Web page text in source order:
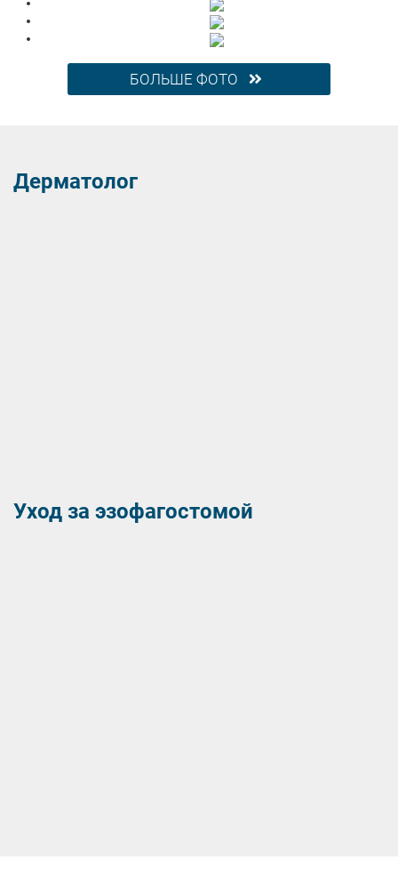
БОЛЬШЕ ФОТО
Дерматолог
Уход за эзофагостомой